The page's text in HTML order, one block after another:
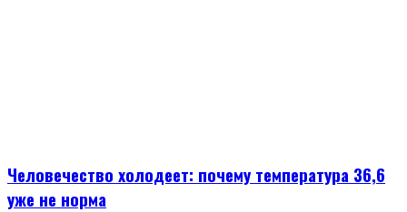
Человечество холодеет: почему температура 36,6
уже не норма